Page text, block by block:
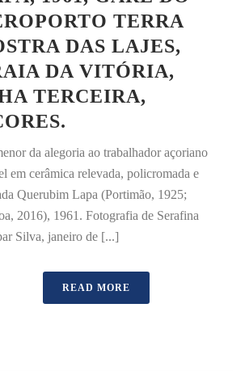
TERRA
DAS LAJES,
DA VITÓRIA,
TERCEIRA,
da alegoria ao trabalhador açoriano
em cerâmica relevada, policromada e
Querubim Lapa (Portimão, 1925;
2016), 1961. Fotografia de Serafina
Silva, janeiro de [...]
READ MORE